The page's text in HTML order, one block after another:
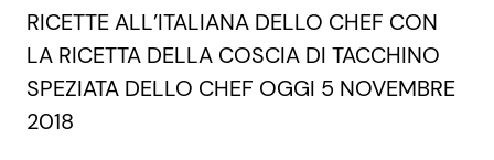
Info
Chi siamo
Disclaimer e Privacy
RICETTE ALL’ITALIANA DELLO CHEF CON
LA RICETTA DELLA COSCIA DI TACCHINO
SPEZIATA DELLO CHEF OGGI 5 NOVEMBRE
2018